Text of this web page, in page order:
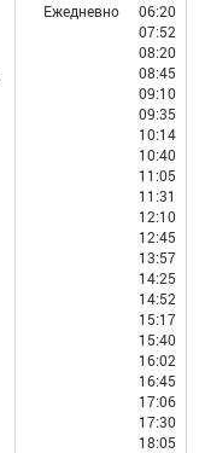
Ежедневно
06:20
07:52
08:20
08:45
09:10
09:35
10:14
10:40
11:05
11:31
12:10
12:45
13:57
14:25
14:52
15:17
15:40
16:02
16:45
17:06
17:30
18:05